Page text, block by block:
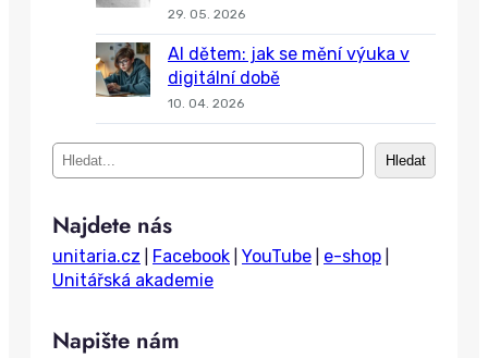
29. 05. 2026
AI dětem: jak se mění výuka v
digitální době
10. 04. 2026
S
e
r
c
h
Hledat
Najdete nás
unitaria.cz Facebook YouTube e-shop
Unitářská akademie
Napište nám